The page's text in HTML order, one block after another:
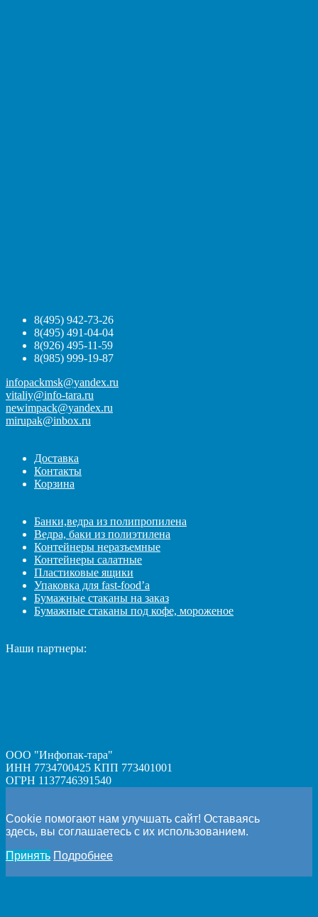
8(495) 942-73-26
8(495) 491-04-04
8(926) 495-11-59
8(985) 999-19-87
infopackmsk@yandex.ru
vitaliy@info-tara.ru
newimpack@yandex.ru
mirupak@inbox.ru
Доставка
Контакты
Корзина
Банки,ведра из полипропилена
Ведра, баки из полиэтилена
Контейнеры неразъемные
Контейнеры салатные
Пластиковые ящики
Упаковка для fast-food’а
Бумажные стаканы на заказ
Бумажные стаканы под кофе, мороженое
Наши партнеры:
ООО "Инфопак-тара"
ИНН 7734700425 КПП 773401001
ОГРН 1137746391540
Cookie помогают нам улучшать сайт! Оставаясь
здесь, вы соглашаетесь с их использованием.
Принять Подробнее